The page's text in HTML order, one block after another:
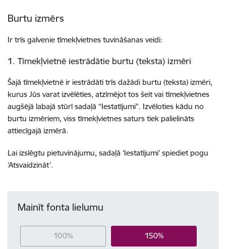
Burtu izmērs
Ir trīs galvenie tīmekļvietnes tuvināšanas veidi:
1. Tīmekļvietnē iestrādātie burtu (teksta) izmēri
Šajā tīmekļvietnē ir iestrādāti trīs dažādi burtu (teksta) izmēri,
kurus Jūs varat izvēlēties, atzīmējot tos šeit vai tīmekļvietnes
augšējā labajā stūrī sadaļā “Iestatījumi”. Izvēloties kādu no
burtu izmēriem, viss tīmekļvietnes saturs tiek palielināts
attiecīgajā izmērā.
Lai izslēgtu pietuvinājumu, sadaļā ‘Iestatījumi’ spiediet pogu
‘Atsvaidzināt’.
Mainīt fonta lielumu
100% 150%